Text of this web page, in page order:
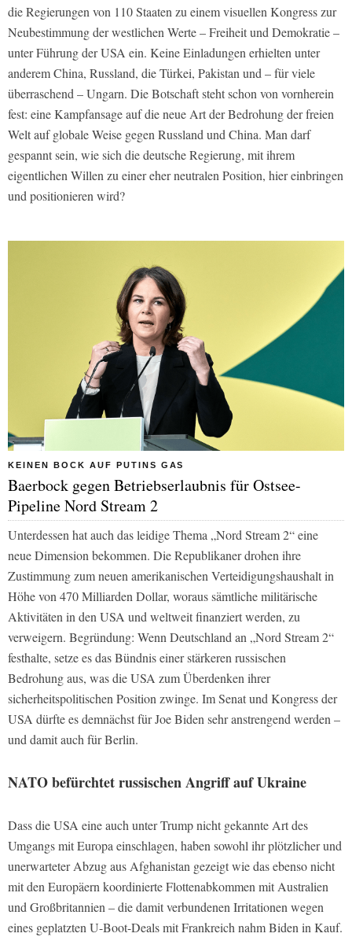
die Regierungen von 110 Staaten zu einem visuellen Kongress zur
Neubestimmung der westlichen Werte – Freiheit und Demokratie –
unter Führung der USA ein. Keine Einladungen erhielten unter
anderem China, Russland, die Türkei, Pakistan und – für viele
überraschend – Ungarn. Die Botschaft steht schon von vornherein
fest: eine Kampfansage auf die neue Art der Bedrohung der freien
Welt auf globale Weise gegen Russland und China. Man darf
gespannt sein, wie sich die deutsche Regierung, mit ihrem
eigentlichen Willen zu einer eher neutralen Position, hier einbringen
und positionieren wird?
KEINEN BOCK AUF PUTINS GAS
Baerbock gegen Betriebserlaubnis für Ostsee-
Pipeline Nord Stream 2
Unterdessen hat auch das leidige Thema „Nord Stream 2“ eine
neue Dimension bekommen. Die Republikaner drohen ihre
Zustimmung zum neuen amerikanischen Verteidigungshaushalt in
Höhe von 470 Milliarden Dollar, woraus sämtliche militärische
Aktivitäten in den USA und weltweit finanziert werden, zu
verweigern. Begründung: Wenn Deutschland an „Nord Stream 2“
festhalte, setze es das Bündnis einer stärkeren russischen
Bedrohung aus, was die USA zum Überdenken ihrer
sicherheitspolitischen Position zwinge. Im Senat und Kongress der
USA dürfte es demnächst für Joe Biden sehr anstrengend werden –
und damit auch für Berlin.
NATO befürchtet russischen Angriff auf Ukraine
Dass die USA eine auch unter Trump nicht gekannte Art des
Umgangs mit Europa einschlagen, haben sowohl ihr plötzlicher und
unerwarteter Abzug aus Afghanistan gezeigt wie das ebenso nicht
mit den Europäern koordinierte Flottenabkommen mit Australien
und Großbritannien – die damit verbundenen Irritationen wegen
eines geplatzten U-Boot-Deals mit Frankreich nahm Biden in Kauf.